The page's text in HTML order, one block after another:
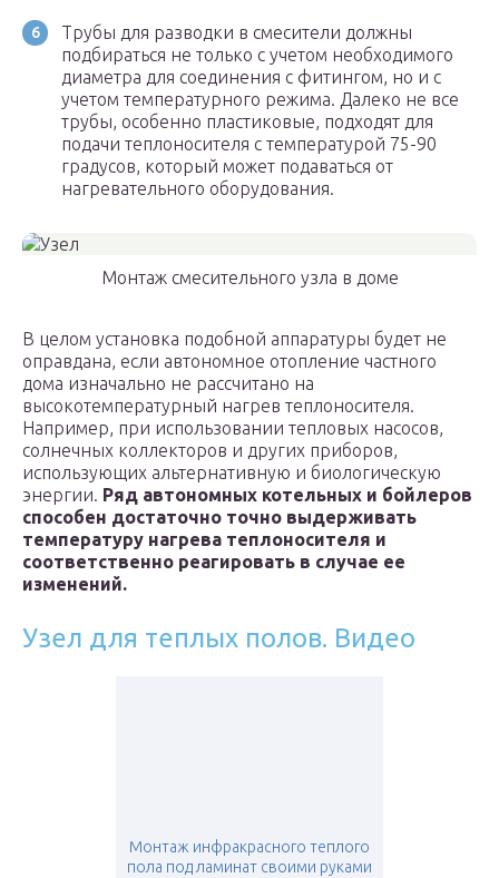
Трубы для разводки в смесители должны
подбираться не только с учетом необходимого
диаметра для соединения с фитингом, но и с
учетом температурного режима. Далеко не все
трубы, особенно пластиковые, подходят для
подачи теплоносителя с температурой 75-90
градусов, который может подаваться от
нагревательного оборудования.
Монтаж смесительного узла в доме
В целом установка подобной аппаратуры будет не
оправдана, если автономное отопление частного
дома изначально не рассчитано на
высокотемпературный нагрев теплоносителя.
Например, при использовании тепловых насосов,
солнечных коллекторов и других приборов,
использующих альтернативную и биологическую
энергии. Ряд автономных котельных и бойлеров
способен достаточно точно выдерживать
температуру нагрева теплоносителя и
соответственно реагировать в случае ее
изменений.
Узел для теплых полов. Видео
Монтаж инфракрасного теплого
пола под ламинат своими руками